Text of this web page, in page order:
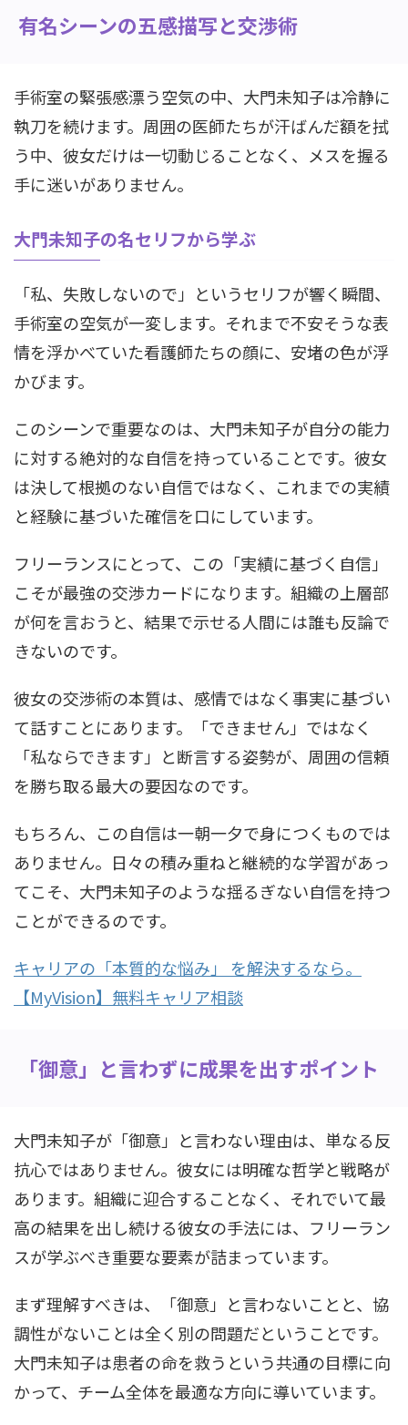
有名シーンの五感描写と交渉術
手術室の緊張感漂う空気の中、大門未知子は冷静に
執刀を続けます。周囲の医師たちが汗ばんだ額を拭
う中、彼女だけは一切動じることなく、メスを握る
手に迷いがありません。
大門未知子の名セリフから学ぶ
「私、失敗しないので」というセリフが響く瞬間、
手術室の空気が一変します。それまで不安そうな表
情を浮かべていた看護師たちの顔に、安堵の色が浮
かびます。
このシーンで重要なのは、大門未知子が自分の能力
に対する絶対的な自信を持っていることです。彼女
は決して根拠のない自信ではなく、これまでの実績
と経験に基づいた確信を口にしています。
フリーランスにとって、この「実績に基づく自信」
こそが最強の交渉カードになります。組織の上層部
が何を言おうと、結果で示せる人間には誰も反論で
きないのです。
彼女の交渉術の本質は、感情ではなく事実に基づい
て話すことにあります。「できません」ではなく
「私ならできます」と断言する姿勢が、周囲の信頼
を勝ち取る最大の要因なのです。
もちろん、この自信は一朝一夕で身につくものでは
ありません。日々の積み重ねと継続的な学習があっ
てこそ、大門未知子のような揺るぎない自信を持つ
ことができるのです。
キャリアの「本質的な悩み」 を解決するなら。
【MyVision】無料キャリア相談
「御意」と言わずに成果を出すポイント
大門未知子が「御意」と言わない理由は、単なる反
抗心ではありません。彼女には明確な哲学と戦略が
あります。組織に迎合することなく、それでいて最
高の結果を出し続ける彼女の手法には、フリーラン
スが学ぶべき重要な要素が詰まっています。
まず理解すべきは、「御意」と言わないことと、協
調性がないことは全く別の問題だということです。
大門未知子は患者の命を救うという共通の目標に向
かって、チーム全体を最適な方向に導いています。